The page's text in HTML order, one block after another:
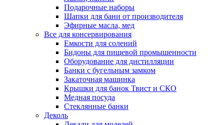
Подарочные наборы
Шапки для бани от производителя
Эфирные масла, мед
Все для консервирования
Емкости для солений
Бидоны для пищевой промышенности
Оборудование для дистилляции
Банки с бугельным замком
Закаточная машинка
Крышки для банок Твист и СКО
Медная посуда
Стеклянные банки
Деколь